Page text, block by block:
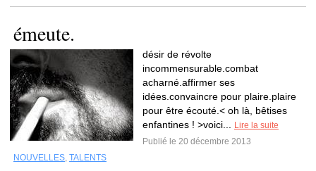
émeute.
désir de révolte
incommensurable.combat
acharné.affirmer ses
idées.convaincre pour plaire.plaire
pour être écouté.< oh là, bêtises
enfantines ! >voici...
Lire la suite
Publié le 20 décembre 2013
NOUVELLES, TALENTS